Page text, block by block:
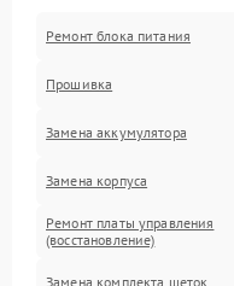
Ремонт блока питания
Прошивка
Замена аккумулятора
Замена корпуса
Ремонт платы управления
(восстановление)
Замена комплекта щеток